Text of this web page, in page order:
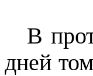
В
дней